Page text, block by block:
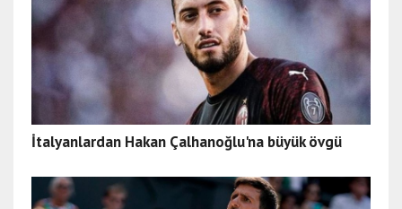
İtalyanlardan Hakan Çalhanoğlu'na büyük övgü